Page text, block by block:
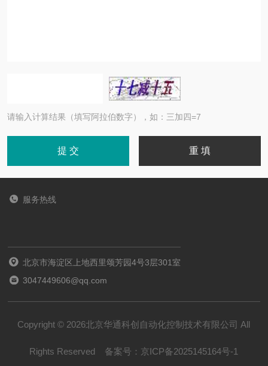
请输入计算结果（填写阿拉伯数字），如：三加四=7
服务热线
北京市海淀区上地西里颂芳园4号3层301室
3047449606@qq.com
Copyright © 2026北京华通科创自动化控制技术有限公司 All
Rights Reserved 备案号： 京ICP备2025145164号-1